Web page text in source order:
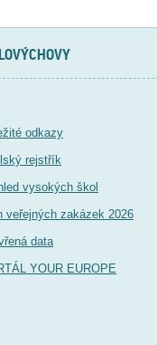
odkazy
rejstřík
vysokých škol
veřejných zakázek 2026
data
YOUR EUROPE